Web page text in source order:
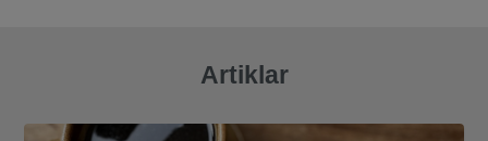
Artiklar